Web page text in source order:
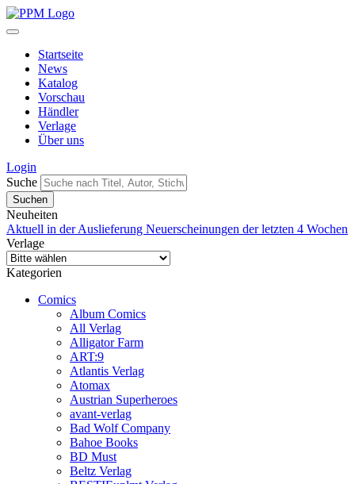
Startseite
News
Katalog
Vorschau
Händler
Verlage
Über uns
Login
Suche
Neuheiten
Aktuell in der Auslieferung Neuerscheinungen der letzten 4 Wochen
Verlage
Kategorien
Comics
Album Comics
All Verlag
Alligator Farm
ART:9
Atlantis Verlag
Atomax
Austrian Superheroes
avant-verlag
Bad Wolf Company
Bahoe Books
BD Must
Beltz Verlag